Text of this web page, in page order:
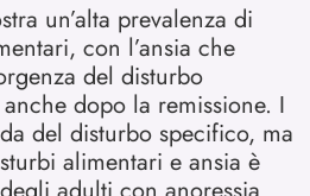
un’alta prevalenza di
con l’ansia che
del disturbo
dopo la remissione. I
del disturbo specifico, ma
alimentari e ansia è